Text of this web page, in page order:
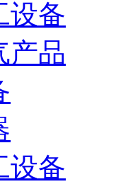
设备
产品
设备